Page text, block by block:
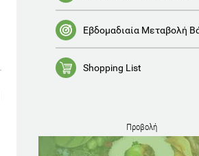
Εβδομαδιαία Μεταβολή
Shopping List
Προβολή